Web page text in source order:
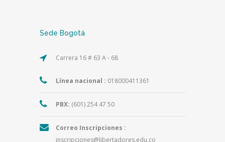
Sede Bogotá
Carrera 16 # 63 A - 68
Línea nacional : 018000411361
PBX: (601) 254 47 50
Correo Inscripciones :
inscripciones@libertadores.edu.co